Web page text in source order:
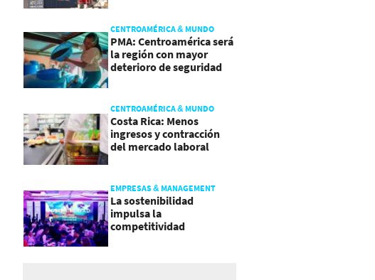
CENTROAMÉRICA & MUNDO
PMA: Centroamérica será
la región con mayor
deterioro de seguridad
CENTROAMÉRICA & MUNDO
Costa Rica: Menos
ingresos y contracción
del mercado laboral
EMPRESAS & MANAGEMENT
La sostenibilidad
impulsa la
competitividad